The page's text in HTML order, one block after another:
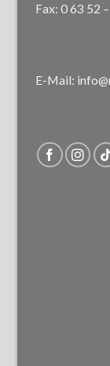
Fax: 0 63 52
E-Mail: